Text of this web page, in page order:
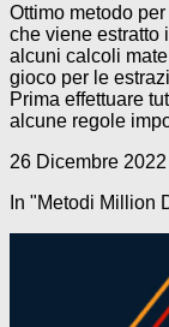
Ottimo metodo
che viene estratto
alcuni calcoli
gioco per le
Prima effettuare
alcune regole
26 Dicembre 2022
In "Metodi Million